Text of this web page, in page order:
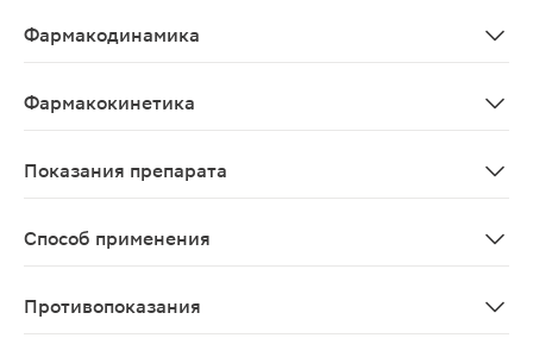
Фармакодинамика
Фармакокинетика
Показания препарата
Способ применения
Противопоказания